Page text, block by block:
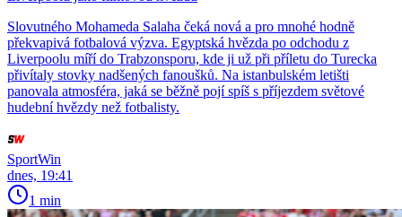
Slovutného Mohameda Salaha čeká nová a pro mnohé hodně
překvapivá fotbalová výzva. Egyptská hvězda po odchodu z
Liverpoolu míří do Trabzonsporu, kde ji už při příletu do Turecka
přivítaly stovky nadšených fanoušků. Na istanbulském letišti
panovala atmosféra, jaká se běžně pojí spíš s příjezdem světové
hudební hvězdy než fotbalisty.
SportWin
dnes, 19:41
1 min